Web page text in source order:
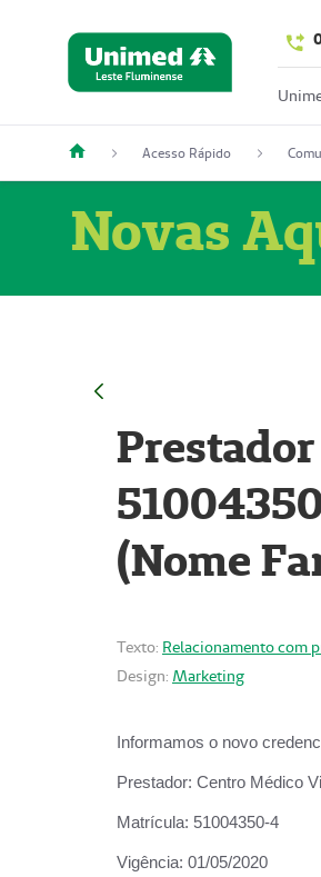
Acesso Rápido
Novas
(Nome
Texto: Relacionamento com
Design: Marketing
Informamos o novo
Prestador: Centro Médico
Matrícula: 51004350-4
Vigência: 01/05/2020